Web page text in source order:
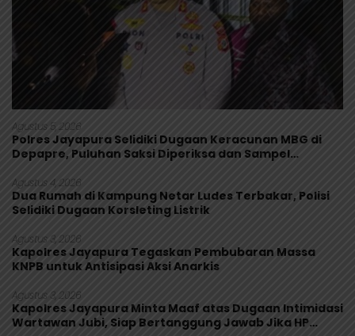
Agustus 5, 2026
Polres Jayapura Selidiki Dugaan Keracunan MBG di
Depapre, Puluhan Saksi Diperiksa dan Sampel
Agustus 4, 2026
Dua Rumah di Kampung Netar Ludes Terbakar, Polisi
Selidiki Dugaan Korsleting Listrik
Agustus 3, 2026
Kapolres Jayapura Tegaskan Pembubaran Massa
KNPB untuk Antisipasi Aksi Anarkis
Agustus 3, 2026
Kapolres Jayapura Minta Maaf atas Dugaan Intimidasi
Wartawan Jubi, Siap Bertanggung Jawab Jika HP